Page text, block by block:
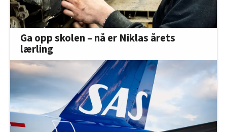
Ga opp skolen – nå er Niklas årets
lærling